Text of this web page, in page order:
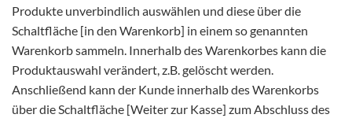
Produkte unverbindlich auswählen und diese über die
Schaltfläche [in den Warenkorb] in einem so genannten
Warenkorb sammeln. Innerhalb des Warenkorbes kann die
Produktauswahl verändert, z.B. gelöscht werden.
Anschließend kann der Kunde innerhalb des Warenkorbs
über die Schaltfläche [Weiter zur Kasse] zum Abschluss des